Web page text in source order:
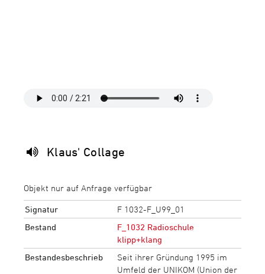
Klaus' Collage
Objekt nur auf Anfrage verfügbar
Signatur
F 1032-F_U99_01
Bestand
F_1032 Radioschule
klipp+klang
Bestandesbeschrieb
Seit ihrer Gründung 1995 im
Umfeld der UNIKOM (Union der